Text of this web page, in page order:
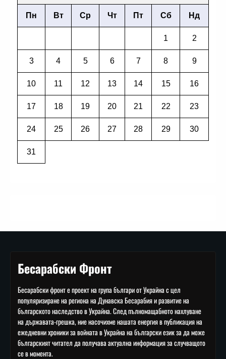
Пн Вт Ср Чт Пт Сб Нд
1 2
3 4 5 6 7 8 9
10 11 12 13 14 15 16
17 18 19 20 21 22 23
24 25 26 27 28 29 30
31
Бесарабски Фронт
Бесарабски фронт е проект на група българи от Украйна с цел
популяризиране на региона на Дунавска Бесарабия и развитие на
българското наследство в Украйна. След пълномащабното нахлуване
на държавата-грешка, ние насочихме нашата енергия в публикация на
ежедневни хроники за войната в Украйна на български език за да може
българският читател да получава актуална информация за случващото
се в момента.